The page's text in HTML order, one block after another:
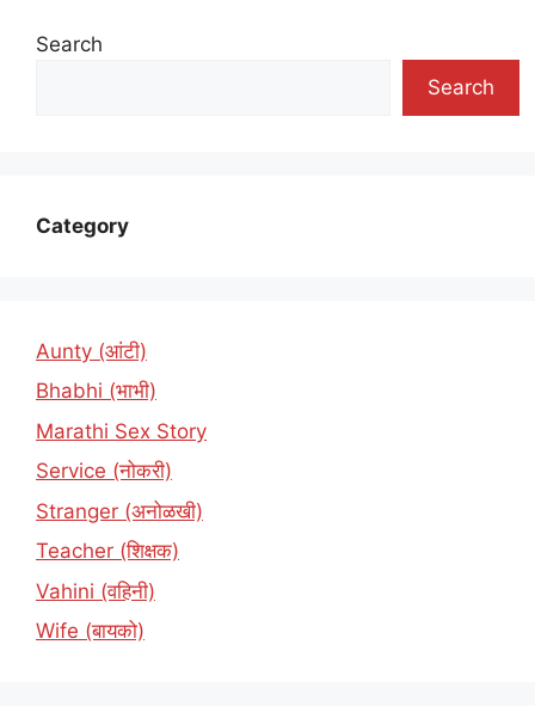
Search
Search
Category
Aunty (आंटी)
Bhabhi (भाभी)
Marathi Sex Story
Service (नोकरी)
Stranger (अनोळखी)
Teacher (शिक्षक)
Vahini (वहिनी)
Wife (बायको)